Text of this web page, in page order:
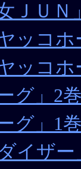
ＪＵ
ッコ
ッコ
グ」2
グ」1
イザ